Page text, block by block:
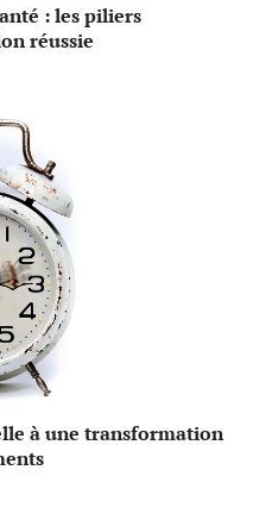
: les piliers
réussie
à une transformation